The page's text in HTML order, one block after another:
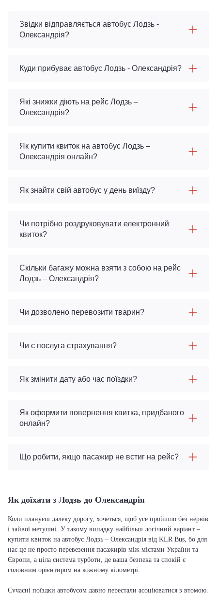
Звідки відправляється автобус Лодзь -
Олександрія?
Куди прибуває автобус Лодзь - Олександрія?
Які знижки діють на рейс Лодзь –
Олександрія?
Як купити квиток на автобус Лодзь –
Олександрія онлайн?
Як знайти свій автобус у день виїзду?
Чи потрібно роздруковувати електронний
квиток?
Скільки багажу можна взяти з собою на рейс
Лодзь – Олександрія?
Чи дозволено перевозити тварин?
Чи є послуга страхування?
Як змінити дату або час поїздки?
Як оформити повернення квитка, придбаного
онлайн?
Що робити, якщо пасажир не встиг на рейс?
Як доїхати з Лодзь до Олександрія
Коли плануєш далеку дорогу, хочеться, щоб усе пройшло без нервів
і зайвої метушні. У такому випадку найбільш логічний варіант –
купити квиток на автобус Лодзь – Олександрія від KLR Bus, бо для
нас це не просто перевезення пасажирів між містами України та
Європи, а ціла система турботи, де ваша безпека та спокій є
головним орієнтиром на кожному кілометрі.
Сучасні поїздки автобусом давно перестали асоціюватися з втомою.